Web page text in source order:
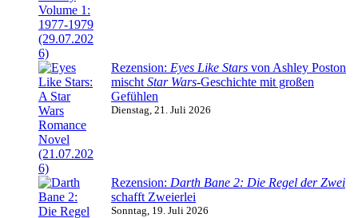
Rezension: Eyes Like Stars von Ashley Poston
mischt Star Wars-Geschichte mit großen
Gefühlen
Dienstag, 21. Juli 2026
Rezension: Darth Bane 2: Die Regel der Zwei
schafft Zweierlei
Sonntag, 19. Juli 2026